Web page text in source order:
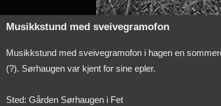
Musikkstund med sveivegramofon
Musikkstund med sveivegramofon i hagen en
(?). Sørhaugen var kjent for sine epler.
Sted: Gården Sørhaugen i Fet